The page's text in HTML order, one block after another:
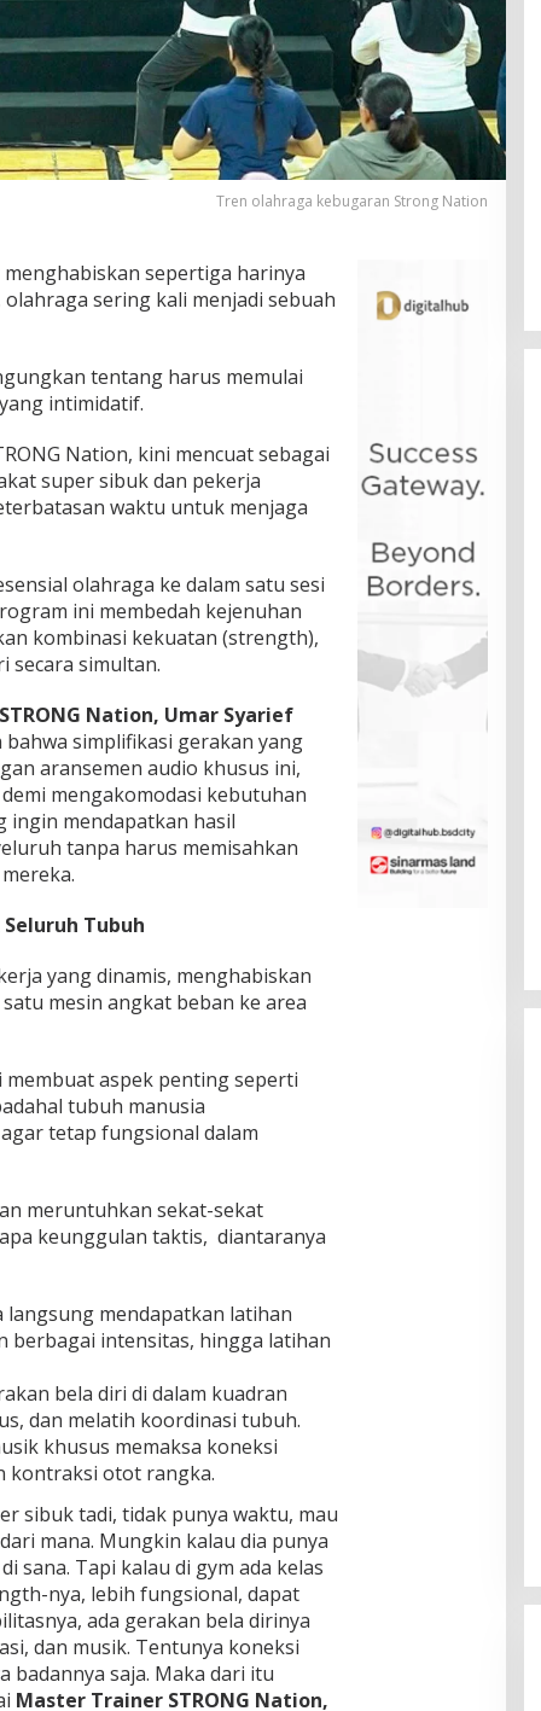
Tren olahraga kebugaran Strong Nation
sepertiga harinya
sering kali menjadi sebuah
tentang harus memulai
intimidatif.
Nation, kini mencuat sebagai
super sibuk dan pekerja
waktu untuk menjaga
olahraga ke dalam satu sesi
ini membedah kejenuhan
kombinasi kekuatan (strength),
secara simultan.
Nation, Umar Syarief
simplifikasi gerakan yang
aransemen audio khusus ini,
mengakomodasi kebutuhan
ingin mendapatkan hasil
tanpa harus memisahkan
Tubuh
yang dinamis, menghabiskan
mesin angkat beban ke area
aspek penting seperti
tubuh manusia
tetap fungsional dalam
meruntuhkan sekat-sekat
keunggulan taktis, diantaranya
langsung mendapatkan latihan
berbagai intensitas, hingga latihan
bela diri di dalam kuadran
dan melatih koordinasi tubuh.
khusus memaksa koneksi
kontraksi otot rangka.
sibuk tadi, tidak punya waktu, mau
mana. Mungkin kalau dia punya
sana. Tapi kalau di gym ada kelas
nya, lebih fungsional, dapat
ada gerakan bela dirinya
dan musik. Tentunya koneksi
badannya saja. Maka dari itu
Master Trainer STRONG Nation,